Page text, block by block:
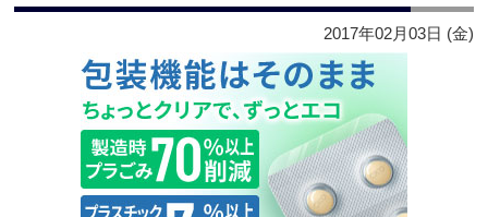
2017年02月03日 (金)